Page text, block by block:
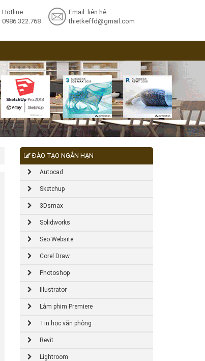
Email: liên hệ
thietkeffd@gmail.com
Hotline
0986.322.768
ĐÀO TẠO NGẮN HẠN
Autocad
Sketchup
3Dsmax
Solidworks
Seo Website
Corel Draw
Photoshop
Illustrator
Làm phim Premiere
Tin học văn phòng
Revit
Lightroom